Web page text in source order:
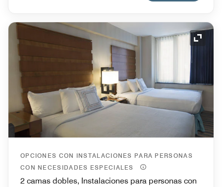
Icono
OPCIONES CON INSTALACIONES PARA PERSONAS
CON NECESIDADES ESPECIALES
2 camas dobles, Instalaciones para personas con